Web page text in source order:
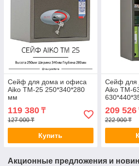
Сейф для дома и офиса
Aiko ТМ-25 250*340*280
мм
119 380 ₸
127 000 ₸
Купить
Сейф для
Aiko ТМ-
209 526
222 900 ₸
Акционные предложения и